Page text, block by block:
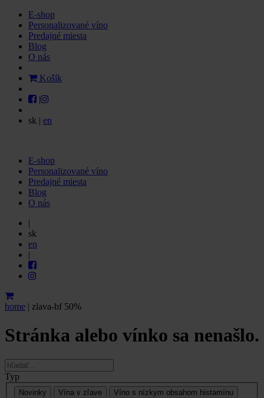
E-shop
Personalizované víno
Predajné miesta
Blog
O nás
Košík
|
sk | en
E-shop
Personalizované víno
Predajné miesta
Blog
O nás
|
sk
en
|
home | zlava-bf 50%
Stránka alebo vínko sa nenašlo.
Typ
Novinky Vína v zľave
Víno s nízkym obsahom histamínu